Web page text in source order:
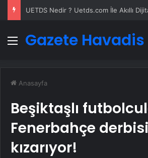
Menü
Gazete Havadis
Anasayfa
Beşiktaşlı
Fenerbahçe
kızarıyor!